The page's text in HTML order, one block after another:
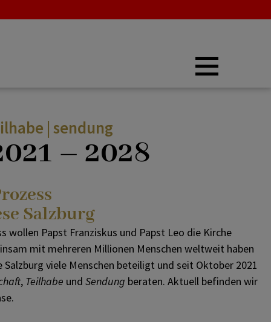
Bischofssynode
Synodaler Prozess
Umsetzungsphase
Materialien
| sendung
– 2028
Salzburg
wollen Papst Franziskus und Papst Leo die Kirche
mit mehreren Millionen Menschen weltweit haben
Salzburg viele Menschen beteiligt und seit Oktober 2021
, Teilhabe und Sendung beraten. Aktuell befinden wir